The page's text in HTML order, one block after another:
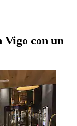
Vigo con un